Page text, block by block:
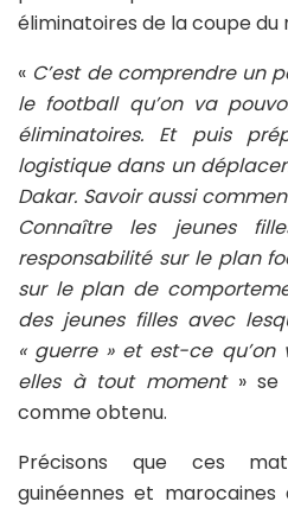
éliminatoires de la coupe
« C’est de comprendre un
le football qu’on va
éliminatoires. Et puis
logistique dans un
Dakar. Savoir aussi
Connaître les jeunes
responsabilité sur le plan
sur le plan de
des jeunes filles avec
« guerre » et est-ce
elles à tout moment » se
comme obtenu.
Précisons que ces
guinéennes et